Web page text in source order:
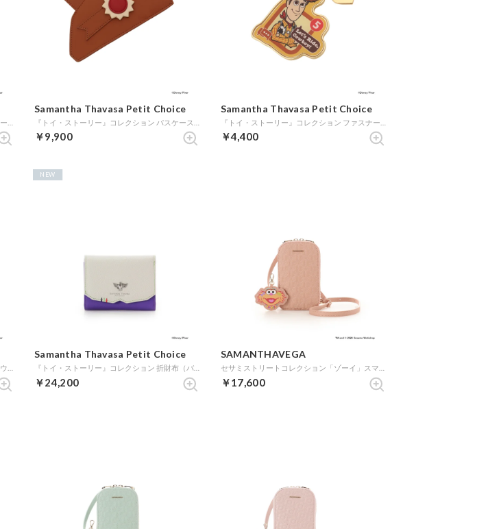
Samantha Thavasa Petit Choice
￥9,900
Samantha Thavasa Petit Choice
￥4,400
NEW
Samantha Thavasa Petit Choice
￥24,200
SAMANTHAVEGA
￥17,600